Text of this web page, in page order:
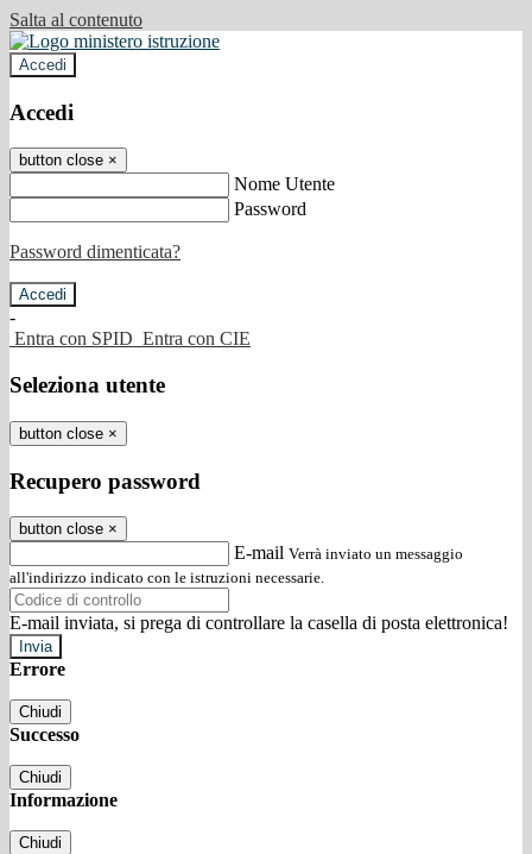
Salta al contenuto
Accedi
Accedi
button close ×
Nome Utente
Password
Password dimenticata?
-
Entra con SPID Entra con CIE
Seleziona utente
button close ×
Recupero password
button close ×
E-mail Verrà inviato un messaggio
all'indirizzo indicato con le istruzioni necessarie.
E-mail inviata, si prega di controllare la casella di posta elettronica!
Errore
Chiudi
Successo
Chiudi
Informazione
Chiudi